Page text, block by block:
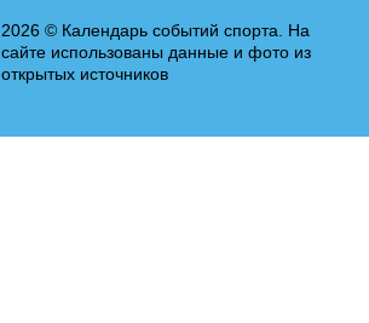
2026 © Календарь событий спорта. На
сайте использованы данные и фото из
открытых источников